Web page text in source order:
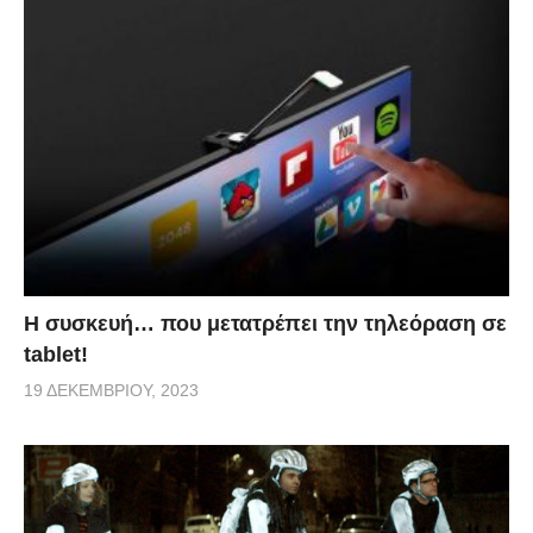
και μία επίδραση “Domino” στην οικονομία, η οποία
θα ενισχύεται όλο και με περισσότερες νέες
υποδομές». Η χρηματοδότηση του εν λόγω
εγχειρήματος, ζητείται από τη βοήθεια του ευρύ
κοινού με δωρεές.
Η συσκευή… που μετατρέπει την τηλεόραση σε
tablet!
19 ΔΕΚΕΜΒΡΊΟΥ, 2023